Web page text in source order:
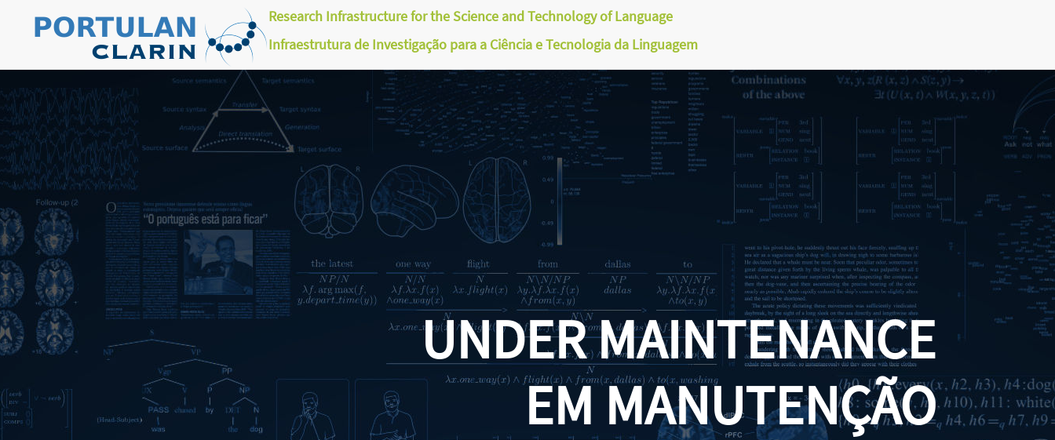
Research Infrastructure for the Science and Technology of Language
Infraestrutura de Investigação para a Ciência e Tecnologia da Linguagem
UNDER MAINTENANCE
EM MANUTENÇÃO